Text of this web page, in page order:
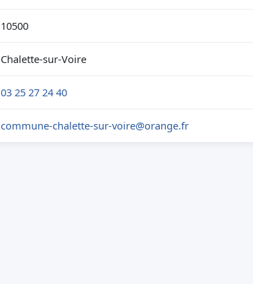
10500
Chalette-sur-Voire
03 25 27 24 40
commune-chalette-sur-voire@orange.fr